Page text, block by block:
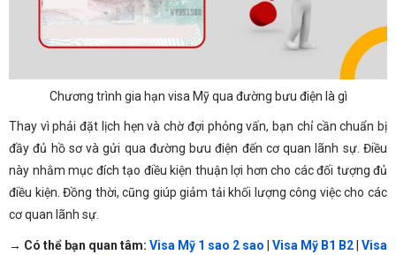
Chương trình gia hạn visa Mỹ qua đường bưu điện là gì
Thay vì phải đặt lịch hẹn và chờ đợi phỏng vấn, bạn chỉ cần chuẩn bị
đầy đủ hồ sơ và gửi qua đường bưu điện đến cơ quan lãnh sự. Điều
này nhằm mục đích tạo điều kiện thuận lợi hơn cho các đối tượng đủ
điều kiện. Đồng thời, cũng giúp giảm tải khối lượng công việc cho các
cơ quan lãnh sự.
→ Có thể bạn quan tâm: Visa Mỹ 1 sao 2 sao | Visa Mỹ B1 B2| Visa